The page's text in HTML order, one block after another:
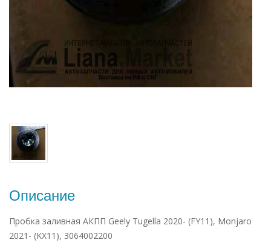
Описание
Пробка заливная АКПП Geely Tugella 2020- (FY11), Monjaro
2021- (KX11), 3064002200